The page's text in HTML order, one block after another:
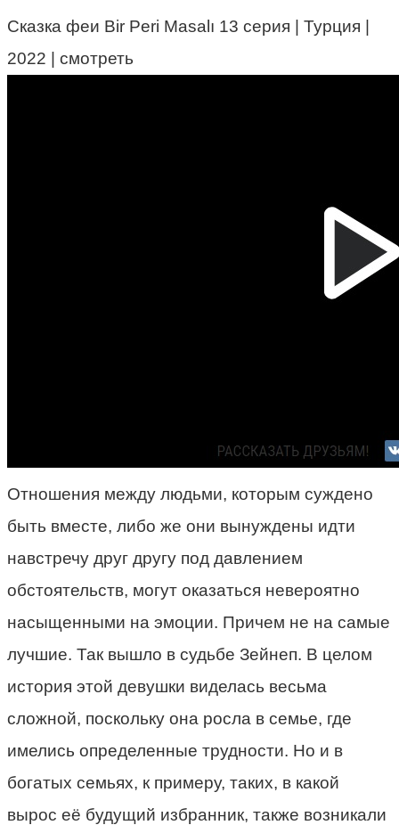
Сказка феи Bir Peri Masalı 13 серия | Турция |
2022 | смотреть
Отношения между людьми, которым суждено
быть вместе, либо же они вынуждены идти
навстречу друг другу под давлением
обстоятельств, могут оказаться невероятно
насыщенными на эмоции. Причем не на самые
лучшие. Так вышло в судьбе Зейнеп. В целом
история этой девушки виделась весьма
сложной, поскольку она росла в семье, где
имелись определенные трудности. Но и в
богатых семьях, к примеру, таких, в какой
вырос её будущий избранник, также возникали